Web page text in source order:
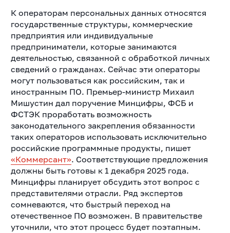
К операторам персональных данных относятся
государственные структуры, коммерческие
предприятия или индивидуальные
предприниматели, которые занимаются
деятельностью, связанной с обработкой личных
сведений о гражданах. Сейчас эти операторы
могут пользоваться как российским, так и
иностранным ПО. Премьер-министр Михаил
Мишустин дал поручение Минцифры, ФСБ и
ФСТЭК проработать возможность
законодательного закрепления обязанности
таких операторов использовать исключительно
российские программные продукты, пишет
«Коммерсант». Соответствующие предложения
должны быть готовы к 1 декабря 2025 года.
Минцифры планирует обсудить этот вопрос с
представителями отрасли. Ряд экспертов
сомневаются, что быстрый переход на
отечественное ПО возможен. В правительстве
уточнили, что этот процесс будет поэтапным.